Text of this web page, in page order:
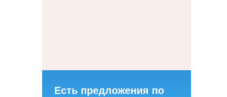
Есть предложения по